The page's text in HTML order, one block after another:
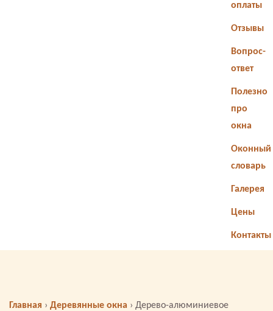
оплаты
Отзывы
Вопрос-
ответ
Полезно
про
окна
Оконный
словарь
Галерея
Цены
Контакты
Главная › Деревянные окна › Дерево-алюминиевое